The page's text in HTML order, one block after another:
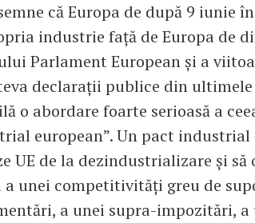
că Europa de după 9 iunie
industrie față de Europa de
Parlament European și a
declarații publice din ultimele
o abordare foarte serioasă a
european”. Un pact industrial
UE de la dezindustrializare și
a unei competitivități greu de
a unei supra-impozitări,